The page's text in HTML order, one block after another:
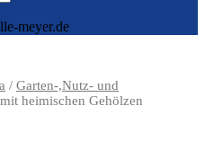
meyer.de
/ Garten-,Nutz- und
heimischen Gehölzen